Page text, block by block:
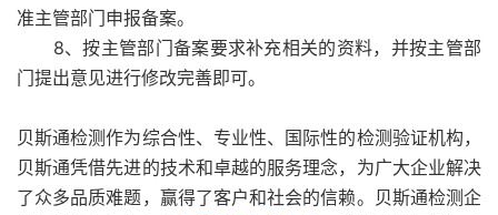
准主管部门申报备案。
8、按主管部门备案要求补充相关的资料，并按主管部
门提出意见进行修改完善即可。
贝斯通检测作为综合性、专业性、国际性的检测验证机构，
贝斯通凭借先进的技术和卓越的服务理念，为广大企业解决
了众多品质难题，赢得了客户和社会的信赖。贝斯通检测企